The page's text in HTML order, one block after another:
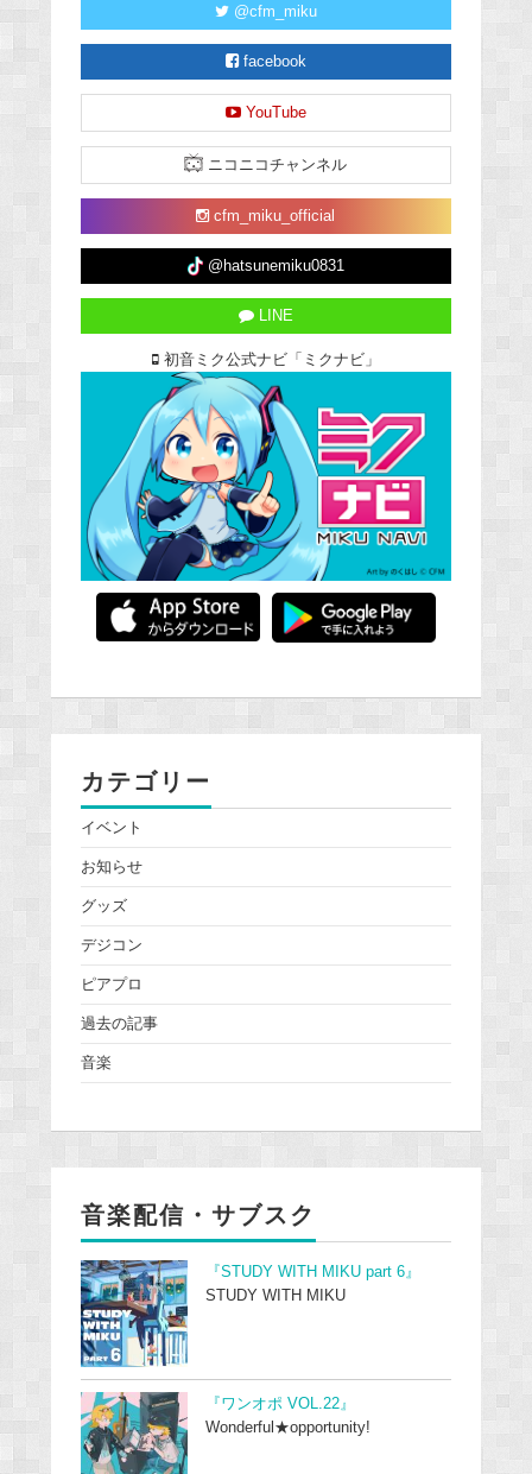
@cfm_miku
facebook
YouTube
ニコニコチャンネル
cfm_miku_official
@hatsunemiku0831
LINE
初音ミク公式ナビ「ミクナビ」
カテゴリー
イベント
お知らせ
グッズ
デジコン
ピアプロ
過去の記事
音楽
音楽配信・サブスク
『STUDY WITH MIKU part 6』
STUDY WITH MIKU
『ワンオポ VOL.22』
Wonderful★opportunity!